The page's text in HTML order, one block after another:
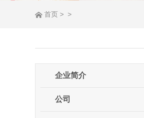
首页 > >
企业简介
公司